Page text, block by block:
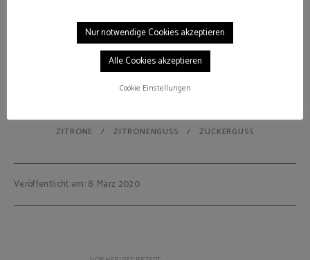
ZITRONE
ZITRONENGUSS ZUCKERGUSS
Veröffentlicht am: 8. März 2020
Nur notwendige Cookies akzeptieren
Alle Cookies akzeptieren
Cookie Einstellungen